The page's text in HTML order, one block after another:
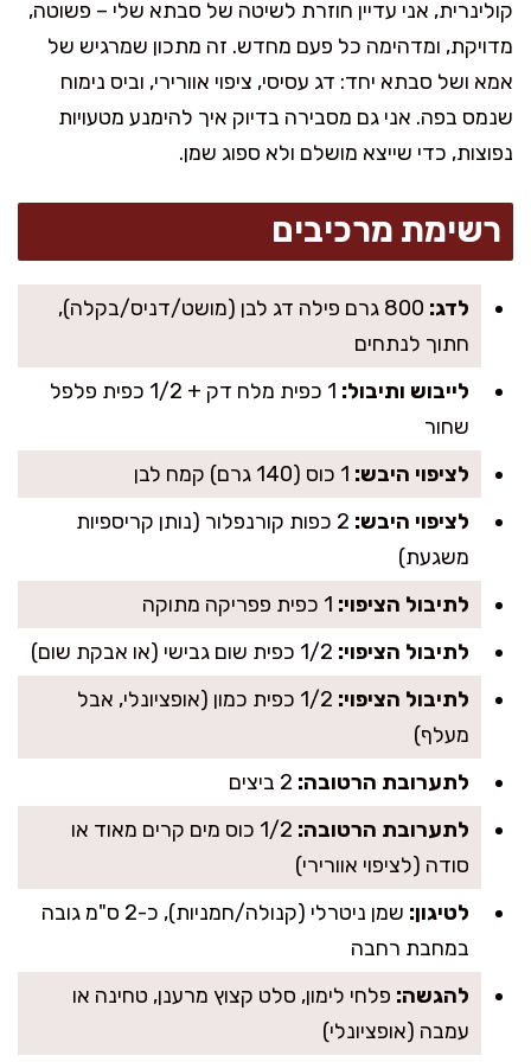
קולינרית, אני עדיין חוזרת לשיטה של סבתא שלי – פשוטה,
מדויקת, ומדהימה כל פעם מחדש. זה מתכון שמרגיש של
אמא ושל סבתא יחד: דג עסיסי, ציפוי אוורירי, וביס נימוח
שנמס בפה. אני גם מסבירה בדיוק איך להימנע מטעויות
נפוצות, כדי שייצא מושלם ולא ספוג שמן.
רשימת מרכיבים
לדג:
800 גרם פילה דג לבן (מושט/דניס/בקלה),
חתוך לנתחים
לייבוש ותיבול:
1 כפית מלח דק + 1/2 כפית פלפל
שחור
לציפוי היבש:
לציפוי היבש:
2 כפות קורנפלור (נותן קריספיות
משגעת)
לתיבול הציפוי:
לתיבול הציפוי:
לתיבול הציפוי:
1/2 כפית כמון (אופציונלי, אבל
מעלף)
לתערובת הרטובה:
לתערובת הרטובה:
1/2 כוס מים קרים מאוד או
סודה (לציפוי אוורירי)
לטיגון:
שמן ניטרלי (קנולה/חמניות), כ-2 ס"מ גובה
במחבת רחבה
להגשה: פלחי לימון, סלט קצוץ מרענן, טחינה או
עמבה (אופציונלי)